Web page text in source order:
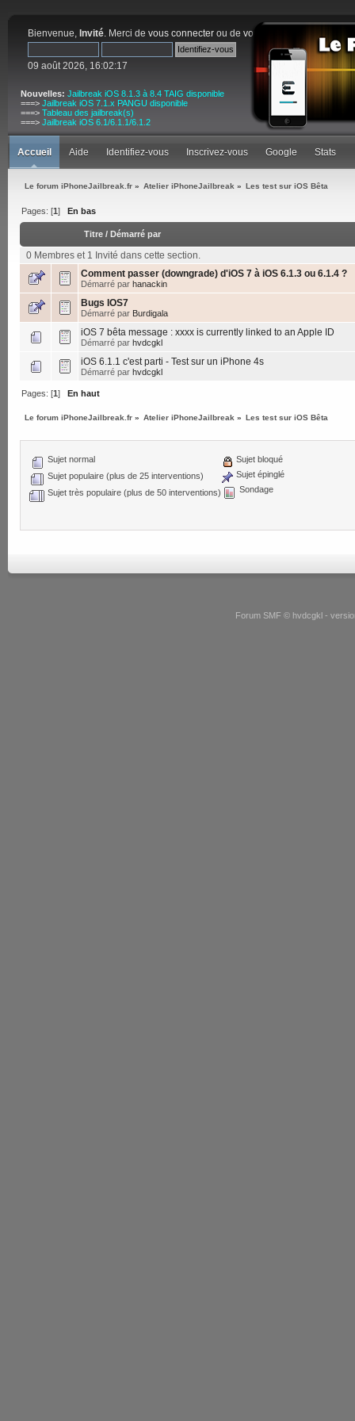
Bienvenue, Invité. Merci de vous connecter ou de vous inscrire
09 août 2026, 16:02:17
Nouvelles: Jailbreak iOS 8.1.3 à 8.4 TAIG disponible
===> Jailbreak iOS 7.1.x PANGU disponible
===> Tableau des jailbreak(s)
===> Jailbreak iOS 6.1/6.1.1/6.1.2
Accueil Aide Identifiez-vous Inscrivez-vous Google Stats
Le forum iPhoneJailbreak.fr » Atelier iPhoneJailbreak » Les test sur iOS Bêta
Pages: [1] En bas
Titre/ Démarré par
0 Membres et 1 Invité dans cette section.
Comment passer (downgrade) d'iOS 7 à iOS 6.1.3 ou 6.1.4 ?
Démarré par hanackin
Bugs IOS7
Démarré par Burdigala
iOS 7 bêta message : xxxx is currently linked to an Apple ID
Démarré par hvdcgkl
iOS 6.1.1 c'est parti - Test sur un iPhone 4s
Démarré par hvdcgkl
Pages: [1]En haut
Le forum iPhoneJailbreak.fr » Atelier iPhoneJailbreak » Les test sur iOS Bêta
Sujet normal
Sujet populaire (plus de 25 interventions)
Sujet très populaire (plus de 50 interventions)
Sujet bloqué
Sujet épinglé
Sondage
Forum SMF © hvdcgkl -